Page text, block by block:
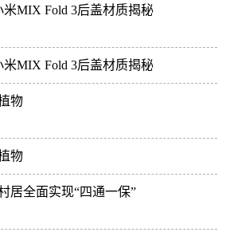
MIX Fold 3后盖材质揭秘
MIX Fold 3后盖材质揭秘
物
物
居全面实现“四通一保”